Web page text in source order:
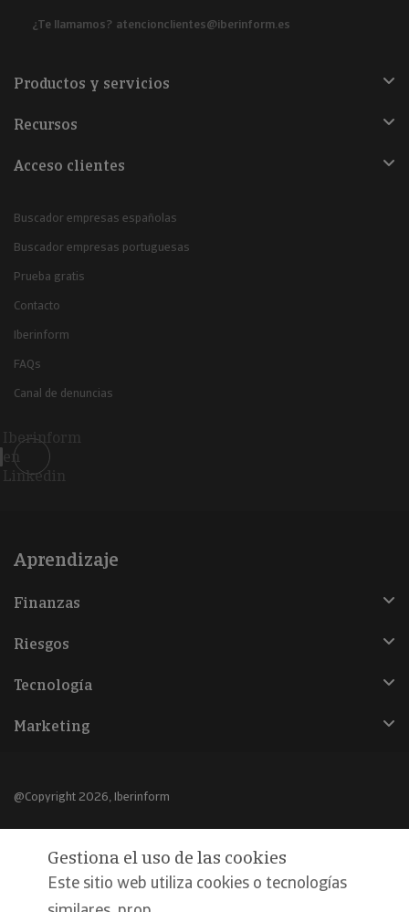
¿Te llamamos? atencionclientes@iberinform.es
Productos y servicios
Recursos
Acceso clientes
Buscador empresas españolas
Buscador empresas portuguesas
Prueba gratis
Contacto
Iberinform
FAQs
Canal de denuncias
Iberinform
en
Linkedin
Aprendizaje
Finanzas
Riesgos
Tecnología
Marketing
@Copyright 2026, Iberinform
Declaración de privacidad
Gestiona el uso de las cookies
Este sitio web utiliza cookies o tecnologías